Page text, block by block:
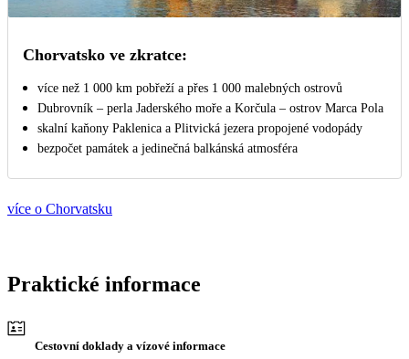
Chorvatsko ve zkratce:
více než 1 000 km pobřeží a přes 1 000 malebných ostrovů
Dubrovník – perla Jaderského moře a Korčula – ostrov Marca Pola
skalní kaňony Paklenica a Plitvická jezera propojené vodopády
bezpočet památek a jedinečná balkánská atmosféra
více o Chorvatsku
Praktické informace
Cestovní doklady a vízové informace